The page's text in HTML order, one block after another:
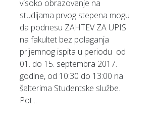
visoko obrazovanje na
studijama prvog stepena mogu
da podnesu ZAHTEV ZA UPIS
na fakultet bez polaganja
prijemnog ispita u periodu od
01. do 15. septembra 2017.
godine, od 10:30 do 13:00 na
šalterima Studentske službe.
Pot...